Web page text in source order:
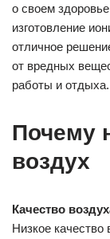
о своем
изготовление
отличное
от вредных
работы и отдыха.
Почему
воздух
Качество
Низкое